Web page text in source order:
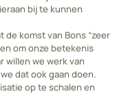
bij te kunnen
de komst van Bons “zeer
om onze betekenis
willen we werk van
dat ook gaan doen.
op te schalen en